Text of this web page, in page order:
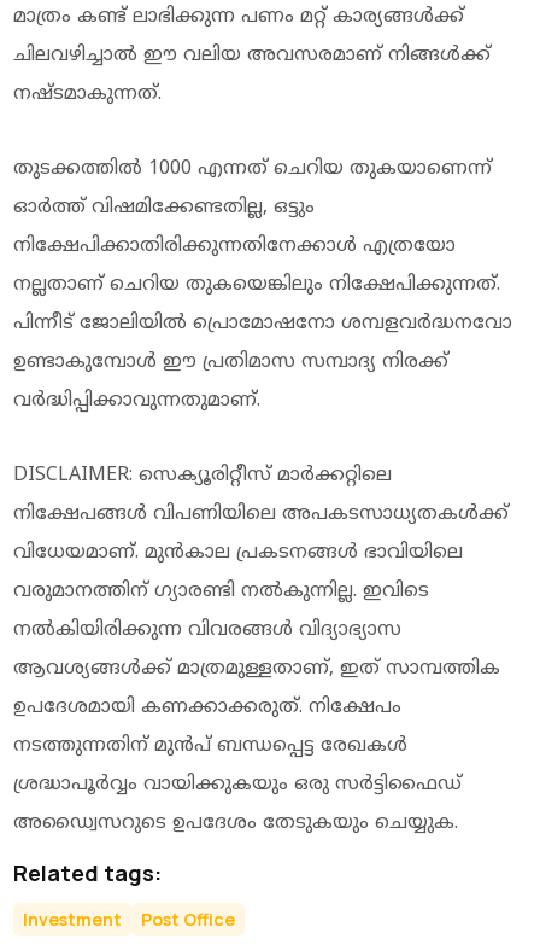
മാത്രം കണ്ട് ലാഭിക്കുന്ന പണം മറ്റ് കാര്യങ്ങൾക്ക്
ചിലവഴിച്ചാൽ ഈ വലിയ അവസരമാണ് നിങ്ങൾക്ക്
നഷ്ടമാകുന്നത്.
തുടക്കത്തിൽ 1000 എന്നത് ചെറിയ തുകയാണെന്ന്
ഓർത്ത് വിഷമിക്കേണ്ടതില്ല, ഒട്ടും
നിക്ഷേപിക്കാതിരിക്കുന്നതിനേക്കാൾ എത്രയോ
നല്ലതാണ് ചെറിയ തുകയെങ്കിലും നിക്ഷേപിക്കുന്നത്.
പിന്നീട് ജോലിയിൽ പ്രൊമോഷനോ ശമ്പളവർദ്ധനവോ
ഉണ്ടാകുമ്പോൾ ഈ പ്രതിമാസ സമ്പാദ്യ നിരക്ക്
വർദ്ധിപ്പിക്കാവുന്നതുമാണ്.
DISCLAIMER: സെക്യൂരിറ്റീസ് മാർക്കറ്റിലെ
നിക്ഷേപങ്ങൾ വിപണിയിലെ അപകടസാധ്യതകൾക്ക്
വിധേയമാണ്. മുൻകാല പ്രകടനങ്ങൾ ഭാവിയിലെ
വരുമാനത്തിന് ഗ്യാരണ്ടി നൽകുന്നില്ല. ഇവിടെ
നൽകിയിരിക്കുന്ന വിവരങ്ങൾ വിദ്യാഭ്യാസ
ആവശ്യങ്ങൾക്ക് മാത്രമുള്ളതാണ്, ഇത് സാമ്പത്തിക
ഉപദേശമായി കണക്കാക്കരുത്. നിക്ഷേപം
നടത്തുന്നതിന് മുൻപ് ബന്ധപ്പെട്ട രേഖകൾ
ശ്രദ്ധാപൂർവ്വം വായിക്കുകയും ഒരു സർട്ടിഫൈഡ്
അഡ്വൈസറുടെ ഉപദേശം തേടുകയും ചെയ്യുക.
Related tags:
Investment Post Office